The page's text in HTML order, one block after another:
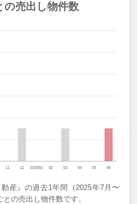
の売出し物件数
動産』の過去1年間（2025年7月〜
の売出し物件数です。